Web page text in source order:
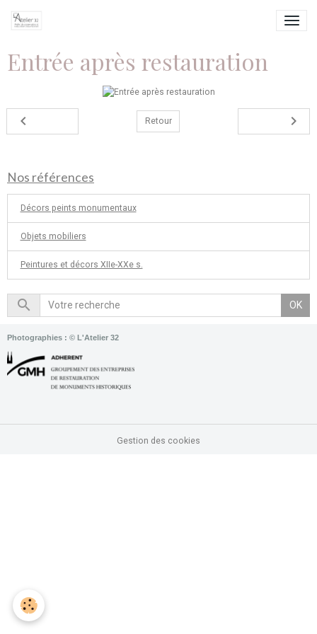
Entrée après restauration
Retour
Nos références
Décors peints monumentaux
Objets mobiliers
Peintures et décors XIIe-XXe s.
OK
Photographies : © L'Atelier 32
Gestion des cookies